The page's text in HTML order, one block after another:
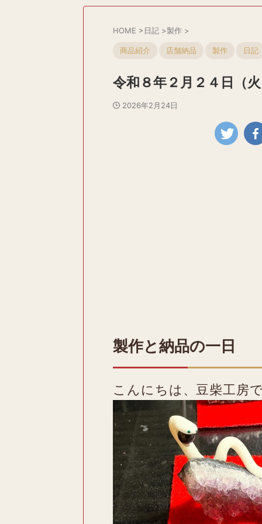
HOME >日記 >製作 >
商品紹介 店舗納品 製作 日記
令和８年２月２４日（
2026年2月24日
製作と納品の一日
こんにちは、豆柴工房